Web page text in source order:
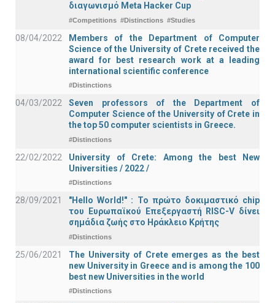
διαγωνισμό Meta Hacker Cup
#Competitions #Distinctions #Studies
08/04/2022
Members of the Department of Computer
Science of the University of Crete received the
award for best research work at a leading
international scientific conference
#Distinctions
04/03/2022
Seven professors of the Department of
Computer Science of the University of Crete in
the top 50 computer scientists in Greece.
#Distinctions
22/02/2022
University of Crete: Among the best New
Universities / 2022 /
#Distinctions
28/09/2021
"Hello World!" : Το πρώτο δοκιμαστικό chip
του Ευρωπαϊκού Επεξεργαστή RISC-V δίνει
σημάδια ζωής στο Ηράκλειο Κρήτης
#Distinctions
25/06/2021
The University of Crete emerges as the best
new University in Greece and is among the 100
best new Universities in the world
#Distinctions